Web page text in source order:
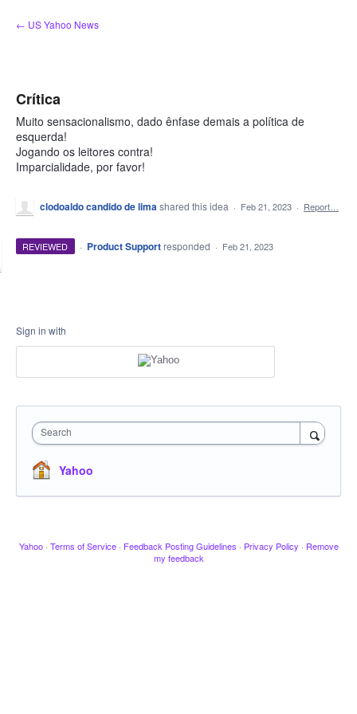
Skip
to
← US Yahoo News
Crítica
Muito sensacionalismo, dado ênfase demais a política de
esquerda!
Jogando os leitores contra!
Imparcialidade, por favor!
clodoaldo candido de limashared this idea · Feb 21, 2023 · Report…
REVIEWED · Product Support responded · Feb 21, 2023
Sign in with
Search
Yahoo
Yahoo · Terms of Service · Feedback Posting Guidelines · Privacy Policy · Remove
my feedback